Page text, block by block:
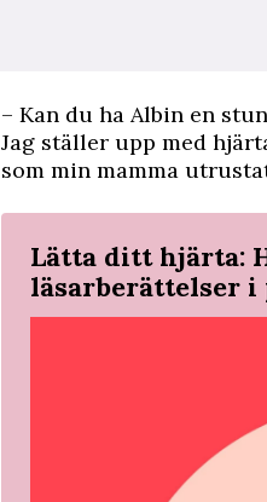
– Kan du ha Albin en
Jag ställer upp med
som min mamma
Lätta ditt hjärta:
läsarberättelser